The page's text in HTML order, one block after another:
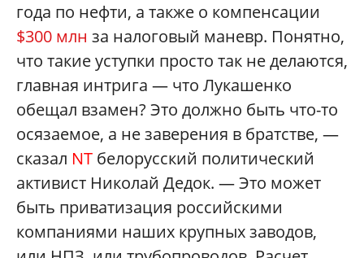
года по нефти, а также о компенсации
$300 млн за налоговый маневр. Понятно,
что такие уступки просто так не делаются,
главная интрига — что Лукашенко
обещал взамен? Это должно быть что-то
осязаемое, а не заверения в братстве, —
сказал NT белорусский политический
активист Николай Дедок. — Это может
быть приватизация российскими
компаниями наших крупных заводов,